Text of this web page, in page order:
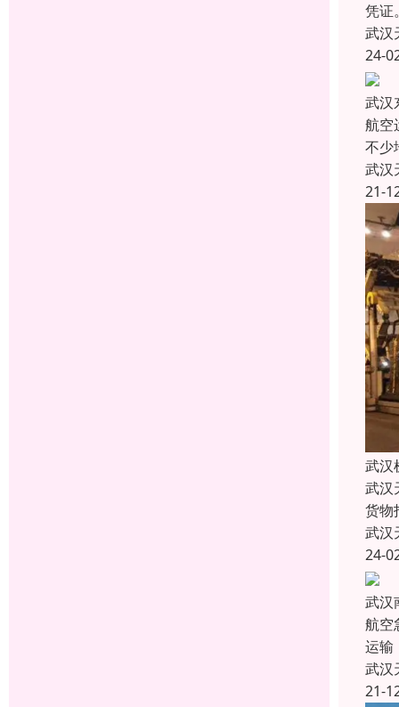
凭
武汉
24-
武汉
航空
不少
武汉
21-
武汉
武汉
货物
武汉
24-
武汉
航空
运输
武汉
21-